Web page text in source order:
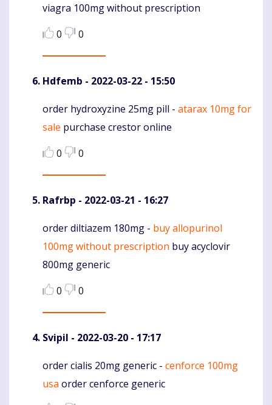
viagra 100mg without prescription
0
0
Hdfemb - 2022-03-22 - 15:50
Komentaras
order hydroxyzine 25mg pill - atarax 10mg for
sale purchase crestor online
0
0
Rafrbp - 2022-03-21 - 16:27
Komentaras
order diltiazem 180mg - buy allopurinol
100mg without prescription buy acyclovir
800mg generic
0
0
Svipil - 2022-03-20 - 17:17
Komentaras
order cialis 20mg generic - cenforce 100mg
usa order cenforce generic